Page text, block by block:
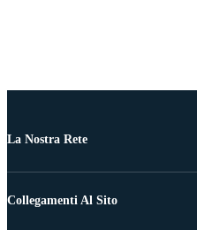
La Nostra Rete
Collegamenti Al Sito